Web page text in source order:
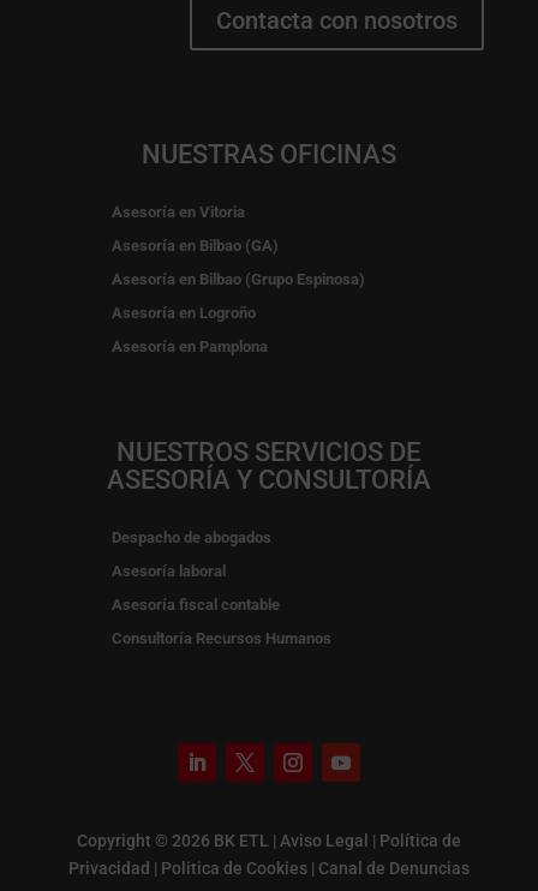
Contacta con nosotros
NUESTRAS OFICINAS
Asesoría en Vitoria
Asesoría en Bilbao (GA)
Asesoría en Bilbao (Grupo Espinosa)
Asesoría en Logroño
Asesoría en Pamplona
NUESTROS SERVICIOS DE
ASESORÍA Y CONSULTORÍA
Despacho de abogados
Asesoría laboral
Asesoría fiscal contable
Consultoría Recursos Humanos
Copyright © 2026 BK ETL | Aviso Legal | Política de
Privacidad | Politica de Cookies| Canal de Denuncias